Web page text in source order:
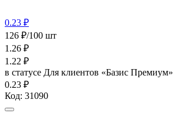
0.23 ₽
126 ₽/100 шт
1.26 ₽
1.22 ₽
в статусе Для клиентов «Базис Премиум»
0.23 ₽
Код: 31090